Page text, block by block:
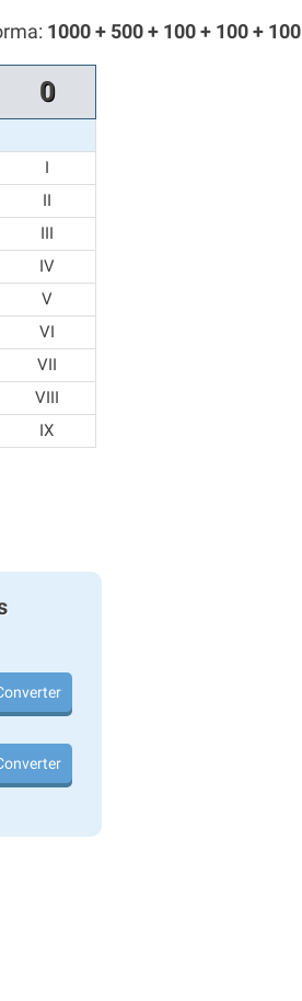
1000 + 500 + 100 + 100 + 100
0
I
II
III
IV
V
VI
VII
VIII
IX